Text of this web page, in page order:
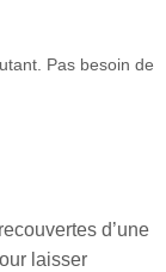
Pas besoin de
d’une
laisser